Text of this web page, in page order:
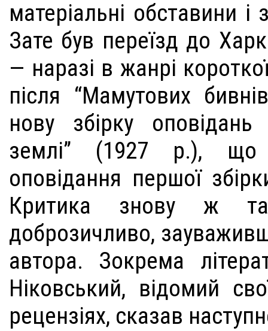
матеріальні обставини і
Зате був переїзд до
— наразі в жанрі
після “Мамутових
нову збірку
землі” (1927 р.), що
оповідання першої
Критика знову ж
доброзичливо,
автора. Зокрема
Ніковський, відомий
рецензіях, сказав